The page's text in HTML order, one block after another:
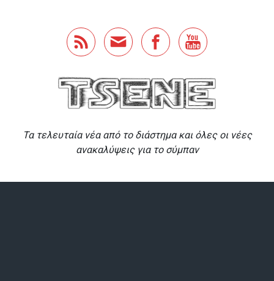
Τα τελευταία νέα από το διάστημα και όλες οι νέες
ανακαλύψεις για το σύμπαν